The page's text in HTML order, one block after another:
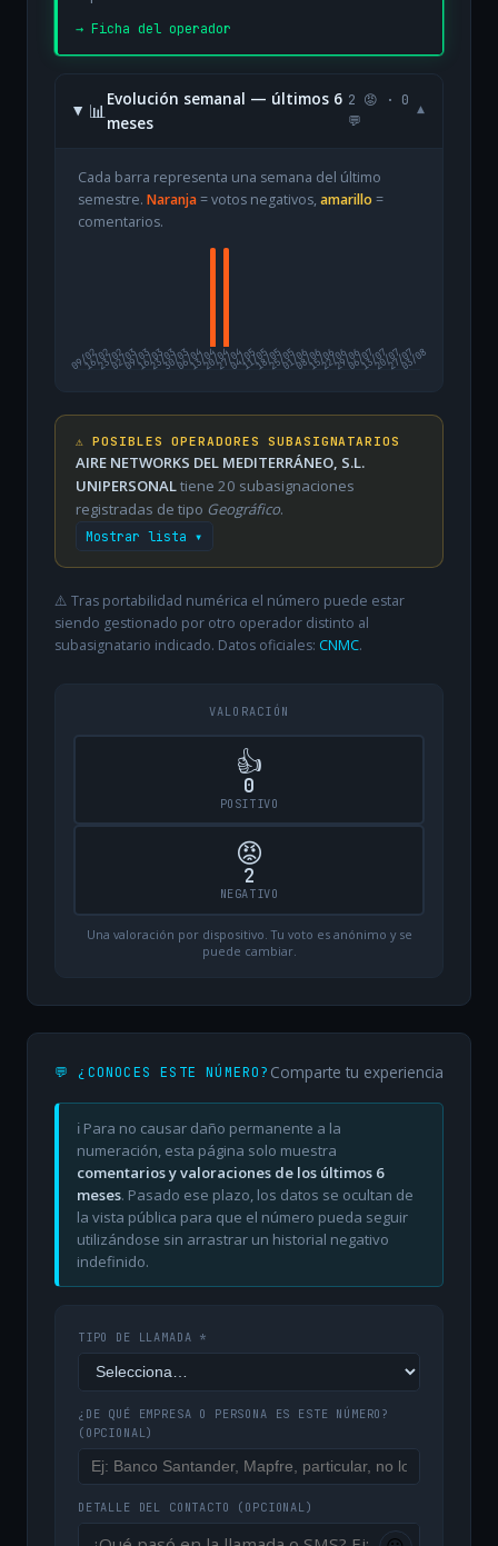
→ Ficha del operador
📊
Evolución semanal — últimos 6
meses
2 😡 · 0
💬
▾
Cada barra representa una semana del último
semestre. Naranja= votos negativos, amarillo =
comentarios.
09/02
16/0223/0202/0309/0316/0323/0330/0306/0413/0420/0427/0404/0511/0518/0525/0501/0608/0615/0622/0629/0606/0713/0720/0727/07
03/08
⚠️ POSIBLES OPERADORES SUBASIGNATARIOS
AIRE NETWORKS DEL MEDITERRÁNEO, S.L.
UNIPERSONALtiene 20 subasignaciones
registradas de tipo Geográfico.
Mostrar lista ▾
⚠️ Tras portabilidad numérica el número puede estar
siendo gestionado por otro operador distinto al
subasignatario indicado. Datos oficiales: CNMC.
VALORACIÓN
👍
0
POSITIVO
😡
2
NEGATIVO
Una valoración por dispositivo. Tu voto es anónimo y se
puede cambiar.
💬 ¿CONOCES ESTE NÚMERO? Comparte tu experiencia
ℹ️ Para no causar daño permanente a la
numeración, esta página solo muestra
comentarios y valoraciones de los últimos 6
meses. Pasado ese plazo, los datos se ocultan de
la vista pública para que el número pueda seguir
utilizándose sin arrastrar un historial negativo
indefinido.
TIPO DE LLAMADA *
¿DE QUÉ EMPRESA O PERSONA ES ESTE NÚMERO?
(OPCIONAL)
DETALLE DEL CONTACTO (OPCIONAL)